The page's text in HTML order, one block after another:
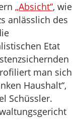
„Absicht“, wie
anlässlich des
Etat
man sich
Haushalt“,
Schüssler.